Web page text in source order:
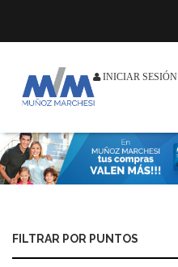
INICIAR SESIÓN
FILTRAR POR PUNTOS